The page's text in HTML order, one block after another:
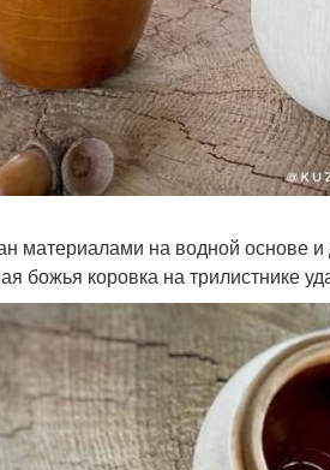
материалами на водной основе
божья коровка на трилистнике